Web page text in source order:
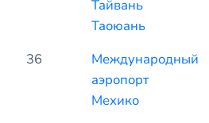
Тайвань
Таоюань
36
Международный
аэропорт
Мехико